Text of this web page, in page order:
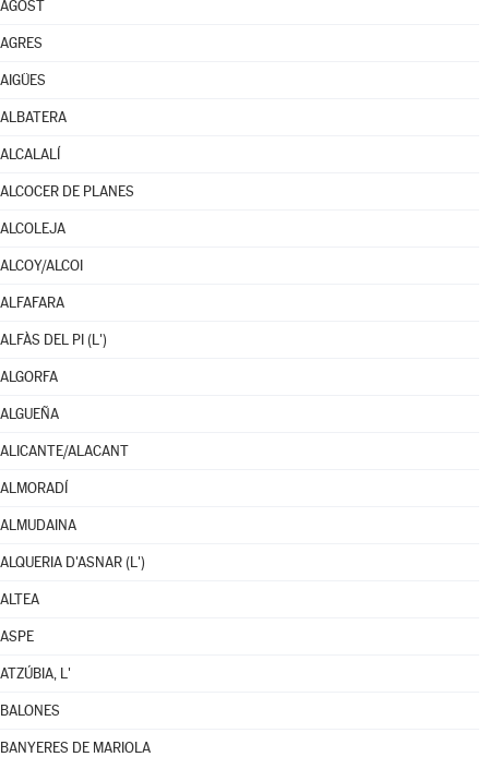
AGOST
AGRES
AIGÜES
ALBATERA
ALCALALÍ
ALCOCER DE PLANES
ALCOLEJA
ALCOY/ALCOI
ALFAFARA
ALFÀS DEL PI (L')
ALGORFA
ALGUEÑA
ALICANTE/ALACANT
ALMORADÍ
ALMUDAINA
ALQUERIA D'ASNAR (L')
ALTEA
ASPE
ATZÚBIA, L'
BALONES
BANYERES DE MARIOLA